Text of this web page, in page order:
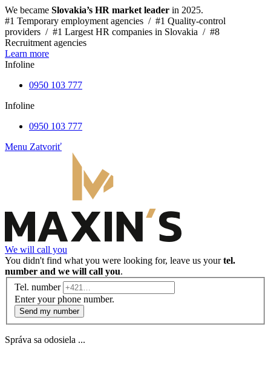
We became Slovakia’s HR market leader in 2025.
#1 Temporary employment agencies / #1 Quality-control
providers / #1 Largest HR companies in Slovakia / #8
Recruitment agencies
Learn more
Infoline
0950 103 777
Infoline
0950 103 777
Menu Zatvoriť
We will call you
You didn't find what you were looking for, leave us yourtel.
number and we will call you.
Tel. number
Enter your phone number.
Send my number
Správa sa odosiela ...